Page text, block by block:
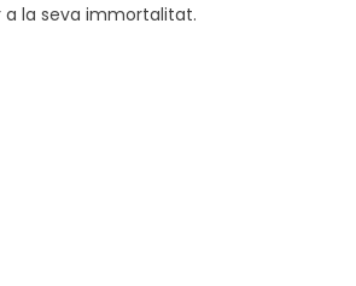
la seva immortalitat.